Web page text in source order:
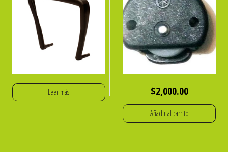
Leer más $2,000.00
Añadir al carrito